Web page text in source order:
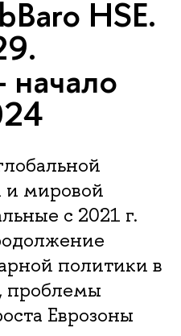
HSE.
начало
мировой
с 2021 г.
политики в
проблемы
Еврозоны